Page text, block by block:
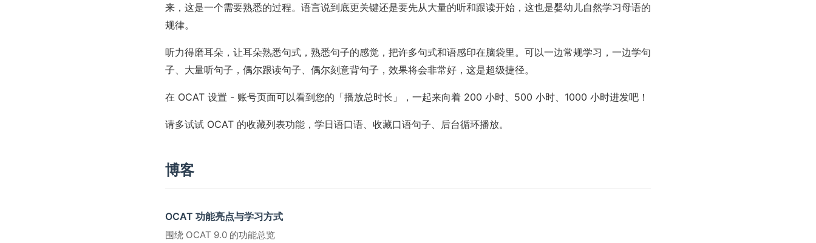
来，这是一个需要熟悉的过程。语言说到底更关键还是要先从大量的听和跟读开始，这也是婴幼儿自然学习母语的
规律。
听力得磨耳朵，让耳朵熟悉句式，熟悉句子的感觉，把许多句式和语感印在脑袋里。可以一边常规学习，一边学句
子、大量听句子，偶尔跟读句子、偶尔刻意背句子，效果将会非常好，这是超级捷径。
在 OCAT 设置 - 账号页面可以看到您的「播放总时长」，一起来向着 200 小时、500 小时、1000 小时进发吧！
请多试试 OCAT 的收藏列表功能，学日语口语、收藏口语句子、后台循环播放。
博客
OCAT 功能亮点与学习方式
围绕 OCAT 9.0 的功能总览